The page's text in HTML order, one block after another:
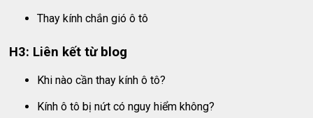
Thay kính chắn gió ô tô
H3: Liên kết từ blog
Khi nào cần thay kính ô tô?
Kính ô tô bị nứt có nguy hiểm không?